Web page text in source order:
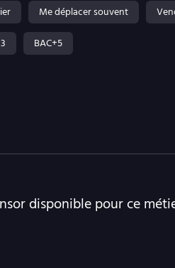
Me déplacer souvent
BAC+5
disponible pour ce